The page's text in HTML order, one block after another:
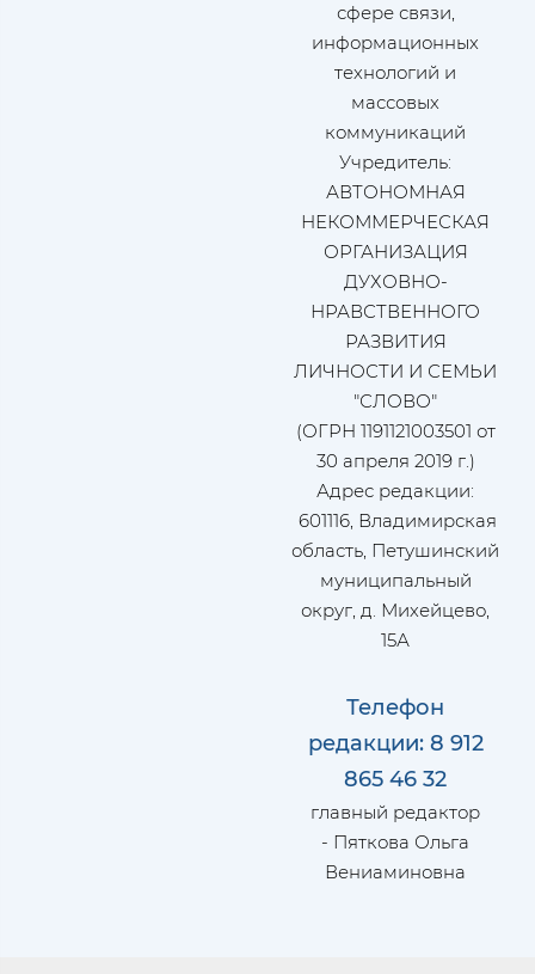
сфере связи,
информационных
технологий и
массовых
коммуникаций
Учредитель:
АВТОНОМНАЯ
НЕКОММЕРЧЕСКАЯ
ОРГАНИЗАЦИЯ
ДУХОВНО-
НРАВСТВЕННОГО
РАЗВИТИЯ
ЛИЧНОСТИ И СЕМЬИ
"СЛОВО"
(ОГРН 1191121003501 от
30 апреля 2019 г.)
Адрес редакции:
601116, Владимирская
область, Петушинский
муниципальный
округ, д. Михейцево,
15А
Телефон
редакции: 8 912
865 46 32
главный редактор
- Пяткова Ольга
Вениаминовна